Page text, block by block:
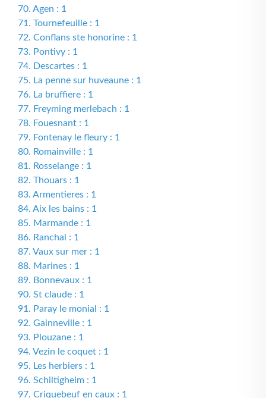
70. Agen : 1
71. Tournefeuille : 1
72. Conflans ste honorine : 1
73. Pontivy : 1
74. Descartes : 1
75. La penne sur huveaune : 1
76. La bruffiere : 1
77. Freyming merlebach : 1
78. Fouesnant : 1
79. Fontenay le fleury : 1
80. Romainville : 1
81. Rosselange : 1
82. Thouars : 1
83. Armentieres : 1
84. Aix les bains : 1
85. Marmande : 1
86. Ranchal : 1
87. Vaux sur mer : 1
88. Marines : 1
89. Bonnevaux : 1
90. St claude : 1
91. Paray le monial : 1
92. Gainneville : 1
93. Plouzane : 1
94. Vezin le coquet : 1
95. Les herbiers : 1
96. Schiltigheim : 1
97. Criquebeuf en caux : 1